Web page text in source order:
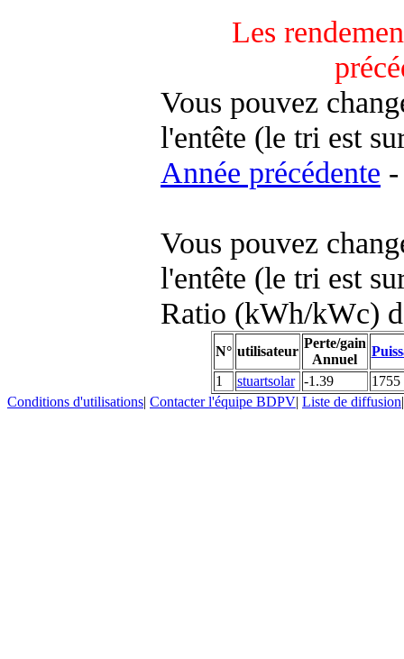
Les
Vous pouvez
l'entête (le tri est
Année précédente
Vous pouvez
l'entête (le tri est
Ratio (kWh/kWc)
N° utilisateur
Perte/gain
Annuel
1
stuartsolar -1.39
1755
Conditions d'utilisations| Contacter l'équipe BDPV| Liste de diffusion